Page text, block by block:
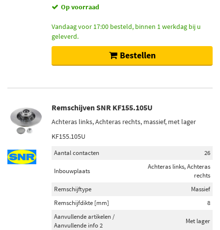
Op voorraad
Vandaag voor 17:00 besteld, binnen 1 werkdag bij u
geleverd.
Bestellen
Remschijven SNR KF155.105U
Achteras links, Achteras rechts, massief, met lager
KF155.105U
Aantal contacten 26
Inbouwplaats
Achteras links, Achteras
rechts
Remschijftype
Massief
Remschijfdikte [mm]
8
Aanvullende artikelen /
Aanvullende info 2
Met lager